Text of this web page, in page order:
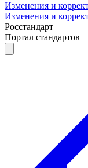
Изменения и
Изменения и
Росстандарт
Портал стандартов